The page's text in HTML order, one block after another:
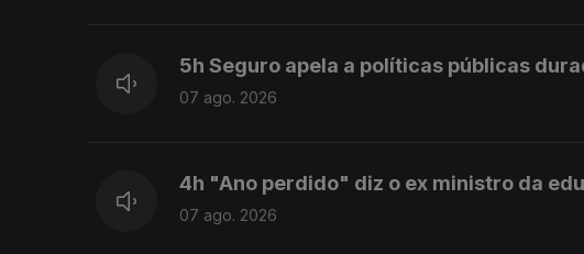
5h Seguro apela a políticas públicas
07 ago. 2026
4h "Ano perdido" diz o ex ministro da
07 ago. 2026